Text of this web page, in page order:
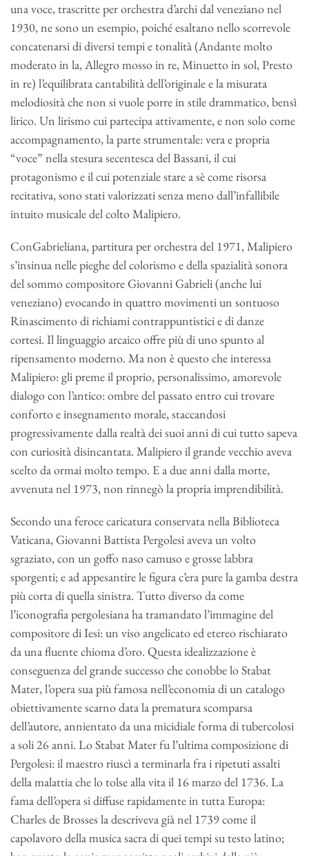
una voce, trascritte per orchestra d’archi dal veneziano nel
1930, ne sono un esempio, poiché esaltano nello scorrevole
concatenarsi di diversi tempi e tonalità (Andante molto
moderato in la, Allegro mosso in re, Minuetto in sol, Presto
in re) l’equilibrata cantabilità dell’originale e la misurata
melodiosità che non si vuole porre in stile drammatico, bensì
lirico. Un lirismo cui partecipa attivamente, e non solo come
accompagnamento, la parte strumentale: vera e propria
“voce” nella stesura secentesca del Bassani, il cui
protagonismo e il cui potenziale stare a sè come risorsa
recitativa, sono stati valorizzati senza meno dall’infallibile
intuito musicale del colto Malipiero.
ConGabrieliana, partitura per orchestra del 1971, Malipiero
s’insinua nelle pieghe del colorismo e della spazialità sonora
del sommo compositore Giovanni Gabrieli (anche lui
veneziano) evocando in quattro movimenti un sontuoso
Rinascimento di richiami contrappuntistici e di danze
cortesi. Il linguaggio arcaico offre più di uno spunto al
ripensamento moderno. Ma non è questo che interessa
Malipiero: gli preme il proprio, personalissimo, amorevole
dialogo con l’antico: ombre del passato entro cui trovare
conforto e insegnamento morale, staccandosi
progressivamente dalla realtà dei suoi anni di cui tutto sapeva
con curiosità disincantata. Malipiero il grande vecchio aveva
scelto da ormai molto tempo. E a due anni dalla morte,
avvenuta nel 1973, non rinnegò la propria imprendibilità.
Secondo una feroce caricatura conservata nella Biblioteca
Vaticana, Giovanni Battista Pergolesi aveva un volto
sgraziato, con un goffo naso camuso e grosse labbra
sporgenti; e ad appesantire le figura c’era pure la gamba destra
più corta di quella sinistra. Tutto diverso da come
l’iconografia pergolesiana ha tramandato l’immagine del
compositore di Iesi: un viso angelicato ed etereo rischiarato
da una fluente chioma d’oro. Questa idealizzazione è
conseguenza del grande successo che conobbe lo Stabat
Mater, l’opera sua più famosa nell’economia di un catalogo
obiettivamente scarno data la prematura scomparsa
dell’autore, annientato da una micidiale forma di tubercolosi
a soli 26 anni. Lo Stabat Mater fu l’ultima composizione di
Pergolesi: il maestro riuscì a terminarla fra i ripetuti assalti
della malattia che lo tolse alla vita il 16 marzo del 1736. La
fama dell’opera si diffuse rapidamente in tutta Europa:
Charles de Brosses la descriveva già nel 1739 come il
capolavoro della musica sacra di quei tempi su testo latino;